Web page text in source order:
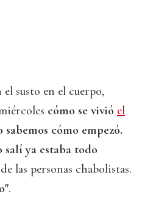
susto en el cuerpo,
cómo se vivió el
sabemos cómo empezó.
salí ya estaba todo
las personas chabolistas.
.